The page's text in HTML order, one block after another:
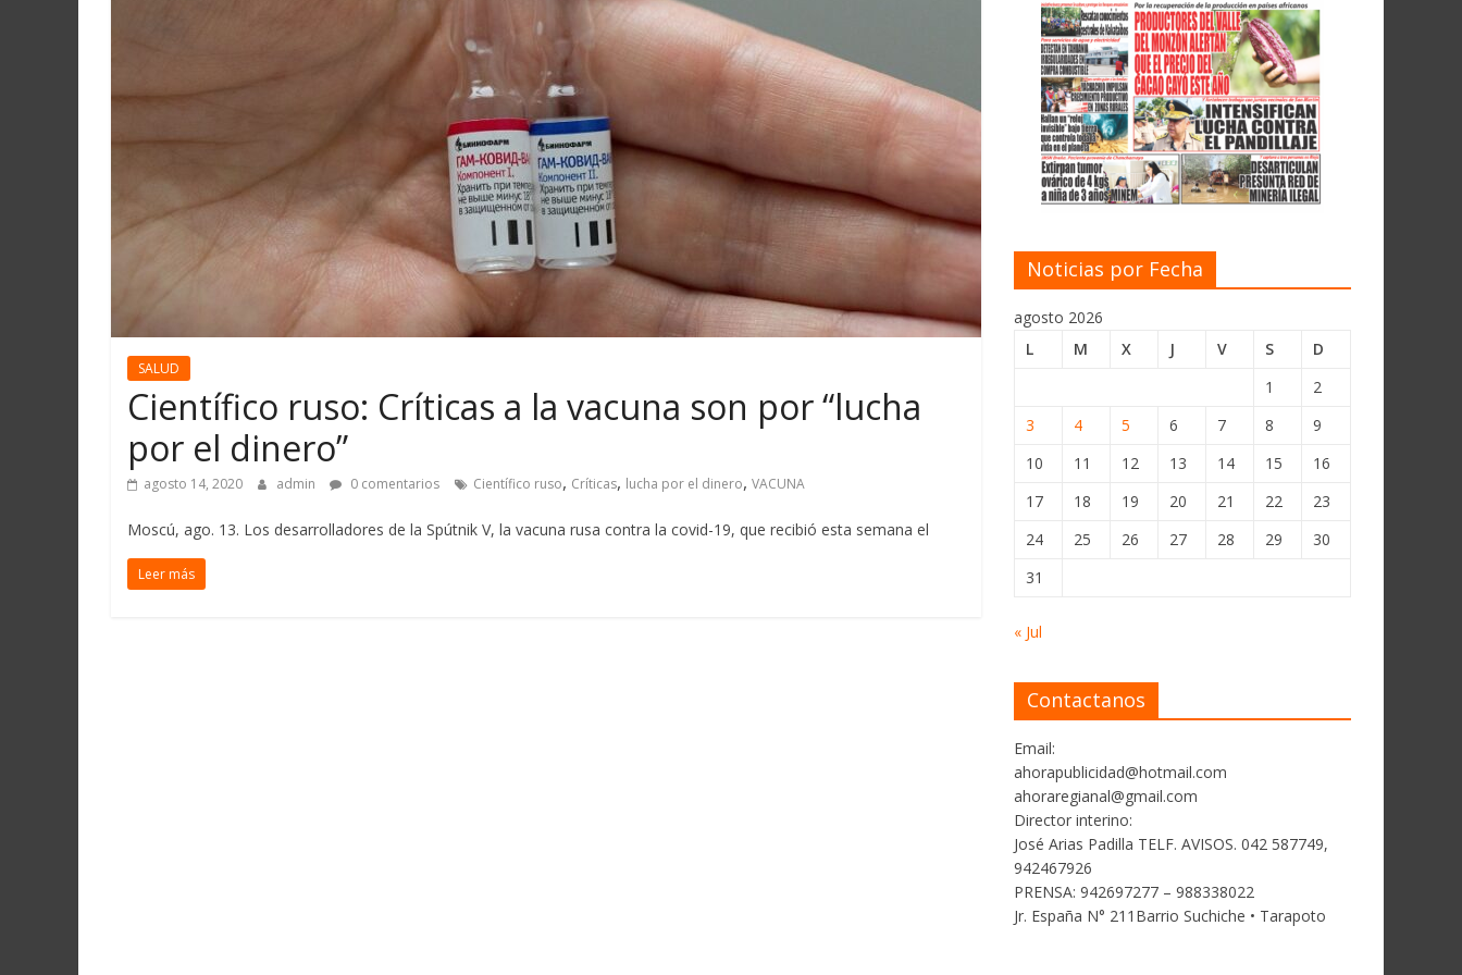
SALUD
Científico ruso: Críticas a la vacuna son por “lucha
por el dinero”
agosto 14, 2020 admin 0 comentarios Científico ruso, Críticas, lucha por el dinero, VACUNA
Moscú, ago. 13. Los desarrolladores de la Spútnik V, la vacuna rusa contra la covid-19, que recibió esta semana el
Leer más
Noticias por Fecha
agosto 2026
L
M X J V S
D
1
2
3
4 5 6 7 8
9
10
11 12 13 14 15
16
17
18 19 20 21 22
23
24
25 26 27 28 29
30
31
« Jul
Contactanos
Email:
ahorapublicidad@hotmail.com
ahoraregianal@gmail.com
Director interino:
José Arias Padilla TELF. AVISOS. 042 587749,
942467926
PRENSA: 942697277 – 988338022
Jr. España N° 211Barrio Suchiche • Tarapoto